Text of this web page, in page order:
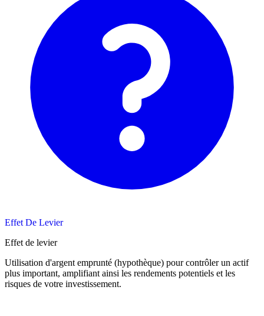
Effet De Levier
Effet de levier
Utilisation d'argent emprunté (hypothèque) pour contrôler un actif
plus important, amplifiant ainsi les rendements potentiels et les
risques de votre investissement.